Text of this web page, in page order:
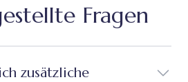
Fragen
zusätzliche